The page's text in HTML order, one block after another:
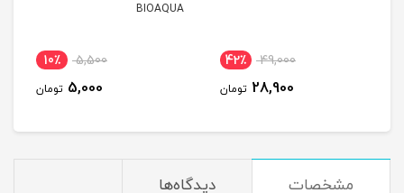
49,000 42٪
28,900 تومان
BIOAQUA
5,500 10٪
5,000 تومان
مشخصات دیدگاه‌ها